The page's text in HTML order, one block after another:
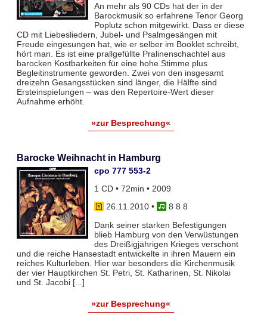
An mehr als 90 CDs hat der in der
Barockmusik so erfahrene Tenor Georg
Poplutz schon mitgewirkt. Dass er diese
CD mit Liebesliedern, Jubel- und Psalmgesängen mit
Freude eingesungen hat, wie er selber im Booklet schreibt,
hört man. Es ist eine prallgefüllte Pralinenschachtel aus
barocken Kostbarkeiten für eine hohe Stimme plus
Begleitinstrumente geworden. Zwei von den insgesamt
dreizehn Gesangsstücken sind länger, die Hälfte sind
Ersteinspielungen – was den Repertoire-Wert dieser
Aufnahme erhöht.
»zur Besprechung«
Barocke Weihnacht in Hamburg
cpo 777 553-2
1 CD • 72min • 2009
26.11.2010•
8 8 8
Dank seiner starken Befestigungen
blieb Hamburg von den Verwüstungen
des Dreißigjährigen Krieges verschont
und die reiche Hansestadt entwickelte in ihren Mauern ein
reiches Kulturleben. Hier war besonders die Kirchenmusik
der vier Hauptkirchen St. Petri, St. Katharinen, St. Nikolai
und St. Jacobi [...]
»zur Besprechung«